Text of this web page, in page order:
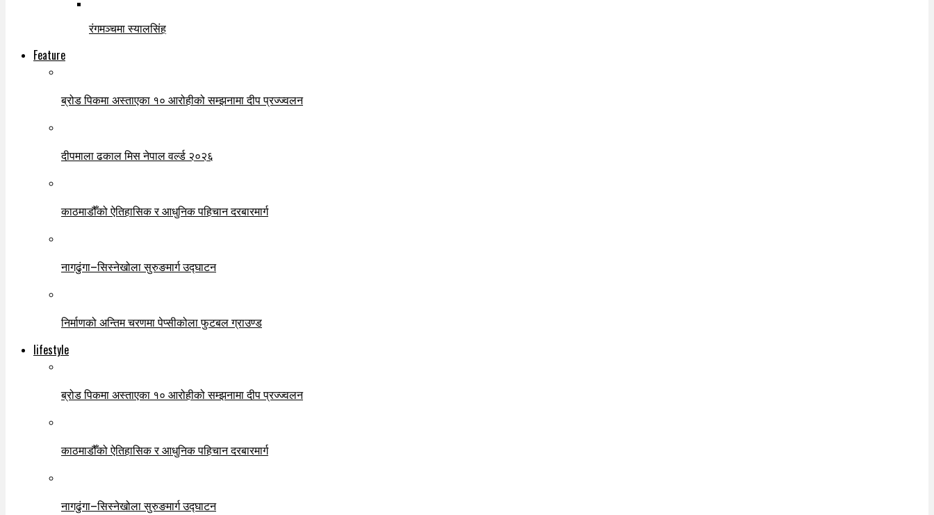
रंगमञ्चमा स्यालसिंह
Feature
ब्रोड पिकमा अस्ताएका १० आरोहीको सम्झनामा दीप प्रज्ज्वलन
दीपमाला ढकाल मिस नेपाल वर्ल्ड २०२६
काठमाडौँको ऐतिहासिक र आधुनिक पहिचान दरबारमार्ग
नागढुंगा–सिस्नेखोला सुरुङमार्ग उद्घाटन
निर्माणको अन्तिम चरणमा पेप्सीकोला फुटबल ग्राउण्ड
lifestyle
ब्रोड पिकमा अस्ताएका १० आरोहीको सम्झनामा दीप प्रज्ज्वलन
काठमाडौँको ऐतिहासिक र आधुनिक पहिचान दरबारमार्ग
नागढुंगा–सिस्नेखोला सुरुङमार्ग उद्घाटन